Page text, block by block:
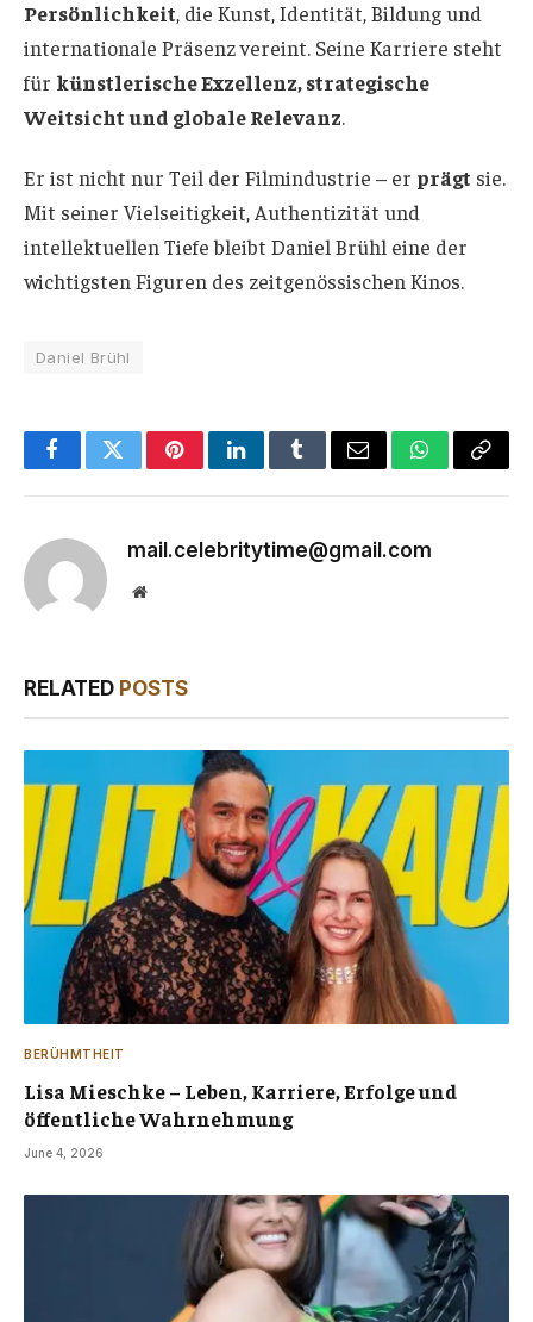
Persönlichkeit, die Kunst, Identität, Bildung und
internationale Präsenz vereint. Seine Karriere steht
für künstlerische Exzellenz, strategische
Weitsicht und globale Relevanz.
Er ist nicht nur Teil der Filmindustrie – er prägt sie.
Mit seiner Vielseitigkeit, Authentizität und
intellektuellen Tiefe bleibt Daniel Brühl eine der
wichtigsten Figuren des zeitgenössischen Kinos.
Daniel Brühl
FacebookTwitterPinterestLinkedInTumblrEmail WhatsApp
Copy
mail.celebritytime@gmail.com
Website
RELATED POSTS
BERÜHMTHEIT
Lisa Mieschke – Leben, Karriere, Erfolge und
öffentliche Wahrnehmung
June 4, 2026